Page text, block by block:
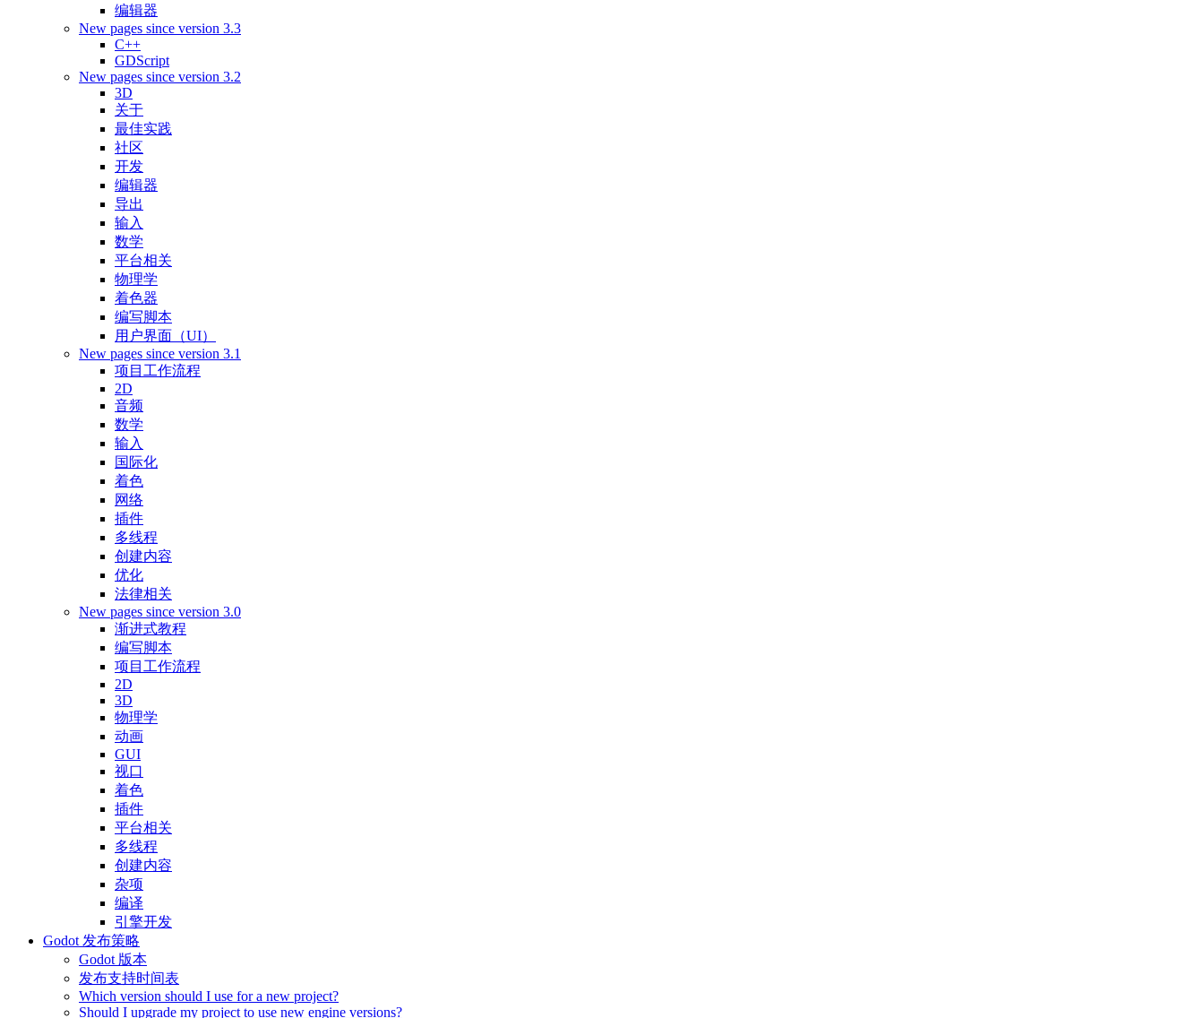
编辑器
New pages since version 3.3
C++
GDScript
New pages since version 3.2
3D
关于
最佳实践
社区
开发
编辑器
导出
输入
数学
平台相关
物理学
着色器
编写脚本
用户界面（UI）
New pages since version 3.1
项目工作流程
2D
音频
数学
输入
国际化
着色
网络
插件
多线程
创建内容
优化
法律相关
New pages since version 3.0
渐进式教程
编写脚本
项目工作流程
2D
3D
物理学
动画
GUI
视口
着色
插件
平台相关
多线程
创建内容
杂项
编译
引擎开发
Godot 发布策略
Godot 版本
发布支持时间表
Which version should I use for a new project?
Should I upgrade my project to use new engine versions?